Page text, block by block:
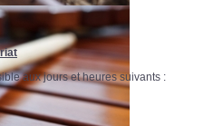
aux jours et heures suivants :